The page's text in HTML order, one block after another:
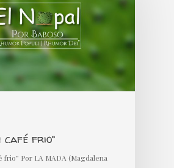
café frio”
frio” Por LA MADA (Magdalena